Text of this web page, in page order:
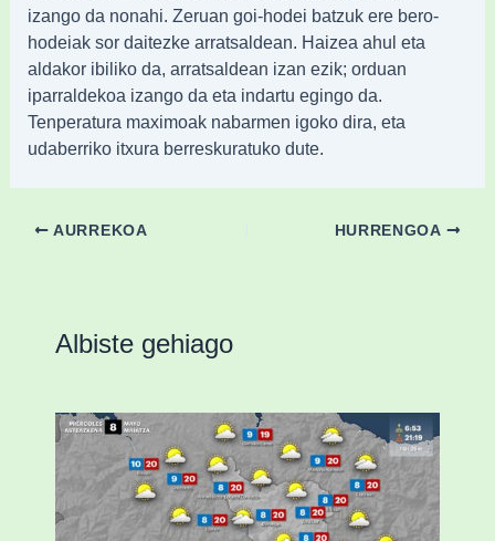
izango da nonahi. Zeruan goi-hodei batzuk ere bero-
hodeiak sor daitezke arratsaldean. Haizea ahul eta
aldakor ibiliko da, arratsaldean izan ezik; orduan
iparraldekoa izango da eta indartu egingo da.
Tenperatura maximoak nabarmen igoko dira, eta
udaberriko itxura berreskuratuko dute.
AURREKOA HURRENGOA
Albiste gehiago